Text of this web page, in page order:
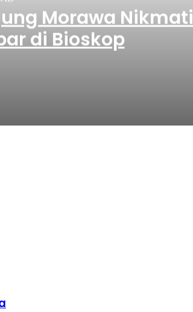
Morawa Nikmati
di Bioskop